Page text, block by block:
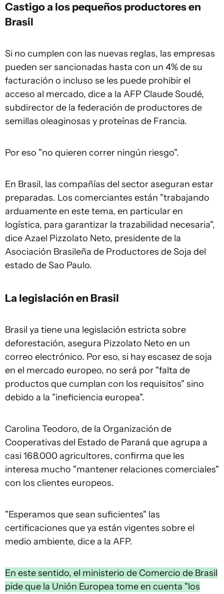
Castigo a los pequeñosproductoresen
Brasil
Si no cumplen con las nuevas reglas, las empresas
pueden ser sancionadas hasta con un 4% de su
facturación o incluso se les puede prohibir el
acceso al mercado, dice a la AFP Claude Soudé,
subdirector de la federación de productores de
semillas oleaginosas y proteínas de Francia.
Por eso "no quieren correr ningún riesgo".
En Brasil, las compañías del sector aseguran estar
preparadas. Los comerciantes están "trabajando
arduamente en este tema, en particular en
logística, para garantizar la trazabilidad necesaria",
dice Azael Pizzolato Neto, presidente de la
Asociación Brasileña de Productores de Soja del
estado de Sao Paulo.
La legislación en Brasil
Brasil ya tiene una legislación estricta sobre
deforestación, asegura Pizzolato Neto en un
correo electrónico. Por eso, si hay escasez de soja
en el mercado europeo, no será por "falta de
productos que cumplan con los requisitos" sino
debido a la "ineficiencia europea".
Carolina Teodoro, de la Organización de
Cooperativas del Estado de Paraná que agrupa a
casi 168.000 agricultores, confirma que les
interesa mucho "mantener relaciones comerciales"
con los clientes europeos.
"Esperamos que sean suficientes" las
certificaciones que ya están vigentes sobre el
medio ambiente, dice a la AFP.
En este sentido, el ministerio de Comercio de Brasil
pide que la Unión Europea tome en cuenta "los